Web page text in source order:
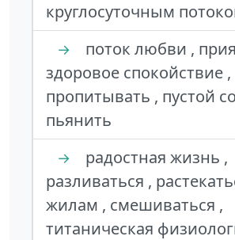
круглосуточным
→
поток любви ,
здоровое спокойствие ,
пропитывать , пустой
пьянить
→
радостная жизнь ,
разливаться ,
жилам , смешиваться ,
титаническая